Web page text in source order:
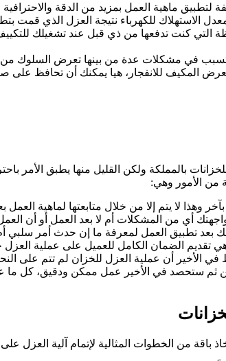
لتطبيق ماهية العمل بمزيد من الدقة
معدل الاستهلاك للكهرباء نتيجة العزل الذي
التي كنت تدفعها من ذي قبل عند تشغيلك
في مشكلات عدة من بينها تعرض السلوك من
يتعرض المكيف للانفجار، هيا يمكنك أن تحافظ
بالمملكة ولكن القليل منها يطبق
من الأمور وهي:
وهذا لا يتم إلا من خلال متابعتها لماهية
أي من المشكلات أم لا بعد العمل أو أن
بعد تطبيق العمل لمعرفة ما إن حدث أمر سلبي
هي تقديم الضمان الكامل للعميل على عملية
في الأخير أن عملية العزل للخزان لم تتم على
ستحصد في الأخير عمل ممكن ودقيق، كل ما
باقة من الخطوات المثالية لإتمام آلية العزل